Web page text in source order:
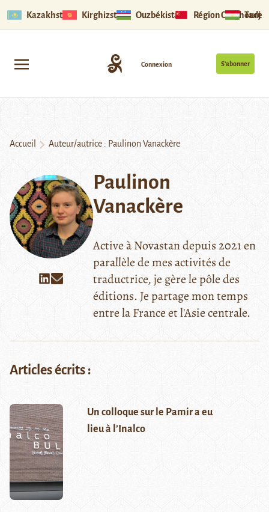
Kazakhstan Kirghizstan Ouzbékistan Région Ouïghoure
S’abonner
Connexion
Accueil Auteur/autrice : Paulinon Vanackère
Paulinon
Vanackère
Active à Novastan depuis 2021 en
parallèle de mes activités de
traductrice, je gère le pôle des
éditions. Je partage mon temps
entre la France et l'Asie centrale.
Articles écrits :
Un colloque sur le Pamir a eu
lieu à l’Inalco